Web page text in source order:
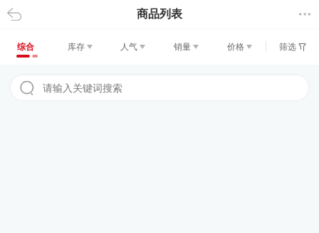
返回 商品列表
综合 库存 人气 销量 价格 筛选